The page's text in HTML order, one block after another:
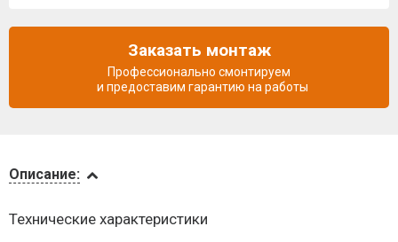
и оплата
Описание:
Технические характеристики
Заказать монтаж
Профессионально смонтируем
и предоставим гарантию на работы